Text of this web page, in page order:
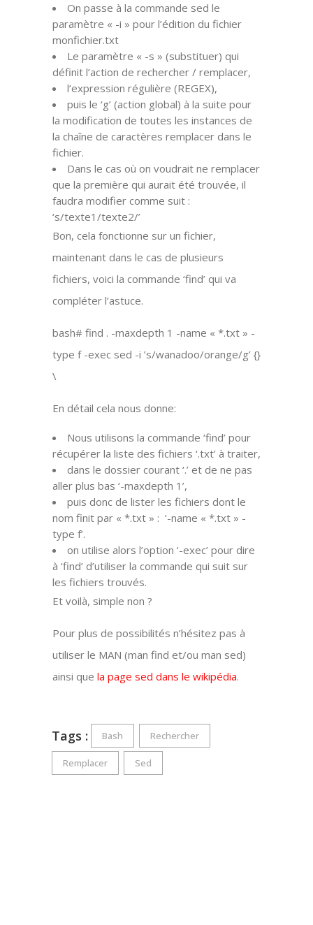
On passe à la commande sed le
paramètre « -i » pour l’édition du fichier
monfichier.txt
Le paramètre « -s » (substituer) qui
définit l’action de rechercher / remplacer,
l’expression régulière (REGEX),
puis le ‘g’ (action global) à la suite pour
la modification de toutes les instances de
la chaîne de caractères remplacer dans le
fichier.
Dans le cas où on voudrait ne remplacer
que la première qui aurait été trouvée, il
faudra modifier comme suit :
‘s/texte1/texte2/’
Bon, cela fonctionne sur un fichier,
maintenant dans le cas de plusieurs
fichiers, voici la commande ‘find’ qui va
compléter l’astuce.
bash# find . -maxdepth 1 -name « *.txt » -
type f -exec sed -i ’s/wanadoo/orange/g’ {}
\
En détail cela nous donne:
Nous utilisons la commande ‘find’ pour
récupérer la liste des fichiers ‘.txt’ à traiter,
dans le dossier courant ‘.’ et de ne pas
aller plus bas ‘-maxdepth 1’,
puis donc de lister les fichiers dont le
nom finit par « *.txt » : ‘-name « *.txt » -
type f’.
on utilise alors l’option ‘-exec’ pour dire
à ‘find’ d’utiliser la commande qui suit sur
les fichiers trouvés.
Et voilà, simple non ?
Pour plus de possibilités n’hésitez pas à
utiliser le MAN (man find et/ou man sed)
ainsi que la page sed dans le wikipédia.
Tags : Bash Rechercher
Remplacer Sed